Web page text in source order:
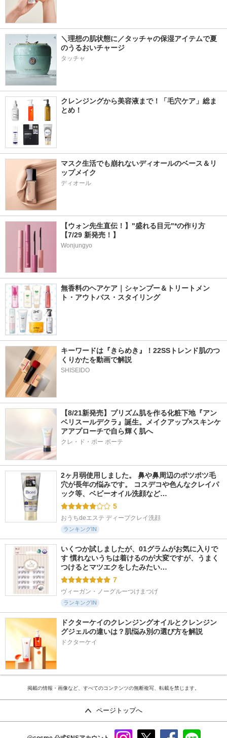
＼理想の肌状態に／タッチャの保湿アイテムで夏
のうるおいチャージ
タッチャ
クレンジングから美容液まで！「毛穴ケア」総ま
とめ！
マスク生活でも崩れないディオールのベース＆リ
ップメイク
ディオール
【ウォン先生直伝！】"盛れる目元"*の作り方
【7/29 新発売！】
Wonjungyo
無香料のヘアケア｜シャンプー＆トリートメン
ト・アウトバス・スタイリング
キーワードは『きらめき』！22SSトレンド肌のつ
くりかたを動画で解説
SHISEIDO
【8/21新発売】プリズム肌を作る化粧下地『アン
ベリスールデクラ』誕生。メイクアップ×スキンケ
アアプローチで自ら輝く肌へ
クレ・ド・ポー ボーテ
2ヶ月弱使用しました。 鼻や鼻周辺のポツポツ毛
穴が長年の悩みです。 コスデコや色んなクレイパ
ック等、ベビーオイル洗顔など…
5
おうちdeエステ ディープクレイ洗顔
ランキングIN
いくつか試しましたが、01グラムがお気に入りで
す 慣れないうちは着けるのが大変ですが、うまく
つけるとマツエクをしたみたい…
7
ヴィーガン・ノーグルーつけまつげ
ランキングIN
ドクターケイのクレンジングオイルとクレンジン
グジェルの違いは？肌悩み別の選び方を解説
ドクターケイ
掲載の情報・画像など、すべてのコンテンツの無断複写、転載を禁じます。
ページトップへ